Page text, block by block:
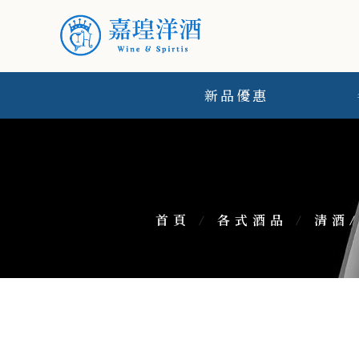
新品優惠
首頁 / 各式酒品 / 清酒